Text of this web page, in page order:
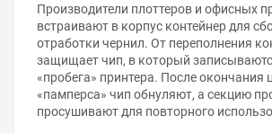
Производители плоттеров и офисных
встраивают в корпус контейнер для
отработки чернил. От переполнения
защищает чип, в который
«пробега» принтера. После окончания
«памперса» чип обнуляют, а секцию
просушивают для повторного